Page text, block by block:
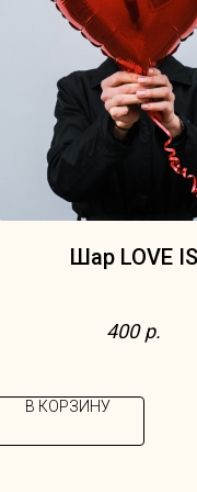
Шар LOVE IS
400 р.
В КОРЗИНУ